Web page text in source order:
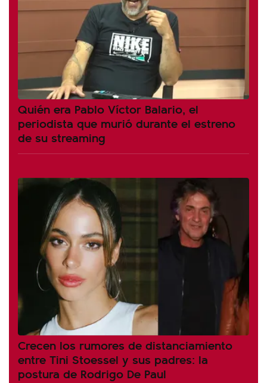
Quién era Pablo Víctor Balario, el
periodista que murió durante el estreno
de su streaming
Crecen los rumores de distanciamiento
entre Tini Stoessel y sus padres: la
postura de Rodrigo De Paul